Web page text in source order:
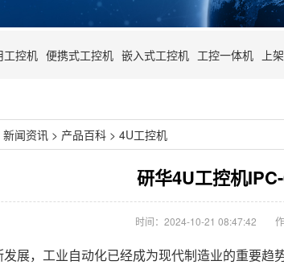
工控机 便携式工控机 嵌入式工控机 工控一体机 上
新闻资讯 > 产品百科 > 4U工控机
研华4U工控机
时间：2024-10-21 08:47:42
，工业自动化已经成为现代制造业的重要趋